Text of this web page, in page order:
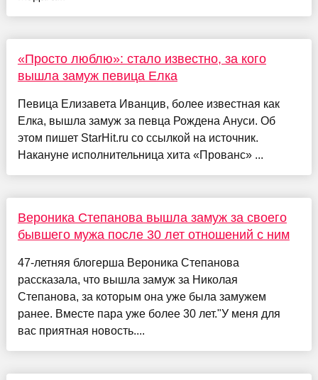
«Просто люблю»: стало известно, за кого
вышла замуж певица Елка
Певица Елизавета Иванцив, более известная как
Елка, вышла замуж за певца Рождена Ануси. Об
этом пишет StarHit.ru со ссылкой на источник.
Накануне исполнительница хита «Прованс» ...
Вероника Степанова вышла замуж за своего
бывшего мужа после 30 лет отношений с ним
47-летняя блогерша Вероника Степанова
рассказала, что вышла замуж за Николая
Степанова, за которым она уже была замужем
ранее. Вместе пара уже более 30 лет."У меня для
вас приятная новость....